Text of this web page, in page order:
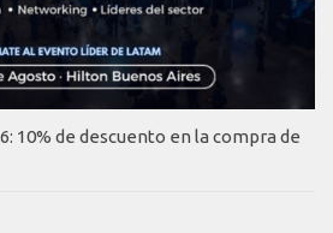
10% de descuento en la compra de